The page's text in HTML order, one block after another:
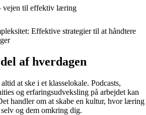
vejen til effektiv læring
Effektive strategier til at håndtere
af hverdagen
at ske i et klasselokale. Podcasts,
og erfaringsudveksling på arbejdet kan
handler om at skabe en kultur, hvor læring
og dem omkring dig.